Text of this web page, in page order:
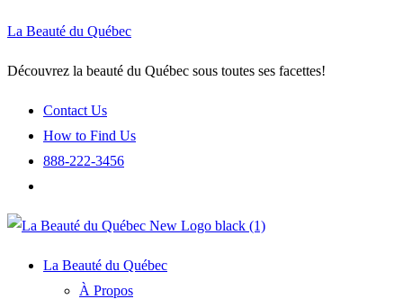
La Beauté du Québec
Découvrez la beauté du Québec sous toutes ses facettes!
Contact Us
How to Find Us
888-222-3456
La Beauté du Québec
À Propos